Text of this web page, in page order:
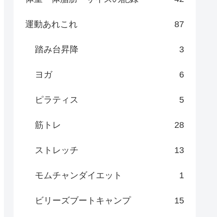
運動あれこれ 87
踏み台昇降 3
ヨガ 6
ピラティス 5
筋トレ 28
ストレッチ 13
モムチャンダイエット 1
ビリーズブートキャンプ 15